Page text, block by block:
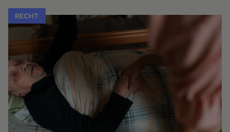
RECHT